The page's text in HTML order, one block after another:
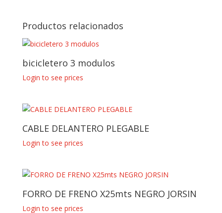
Productos relacionados
bicicletero 3 modulos
Login to see prices
CABLE DELANTERO PLEGABLE
Login to see prices
FORRO DE FRENO X25mts NEGRO JORSIN
Login to see prices